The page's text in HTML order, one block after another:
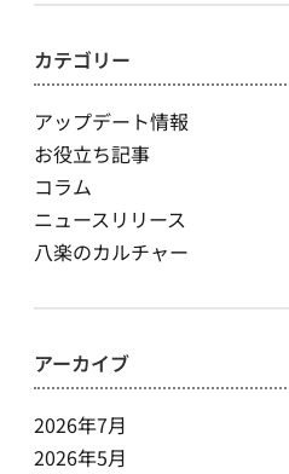
カテゴリー
アップデート情報
お役立ち記事
コラム
ニュースリリース
八楽のカルチャー
アーカイブ
2026年7月
2026年5月